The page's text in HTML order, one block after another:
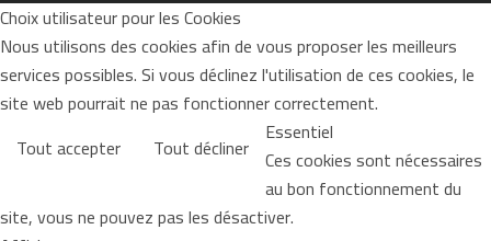
Choix utilisateur pour les Cookies
Nous utilisons des cookies afin de vous proposer les meilleurs
services possibles. Si vous déclinez l'utilisation de ces cookies, le
site web pourrait ne pas fonctionner correctement.
Tout accepter
Tout décliner Essentiel
Ces cookies sont nécessaires
au bon fonctionnement du
site, vous ne pouvez pas les désactiver.